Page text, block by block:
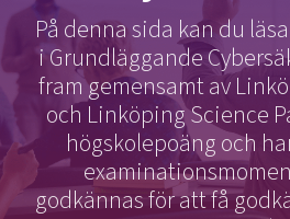
Artificial intelligence
Cybersecurity
Internet of Things
Manufacturing industries
Global talent
Visual technologies
Develop your company
Upgrade your skills & master
About
Our story, mission & vision
40 years anniversary
På denna sida kan du
i Grundläggande
fram gemensamt av
och Linköping Science
högskolepoäng och
godkännas för att få